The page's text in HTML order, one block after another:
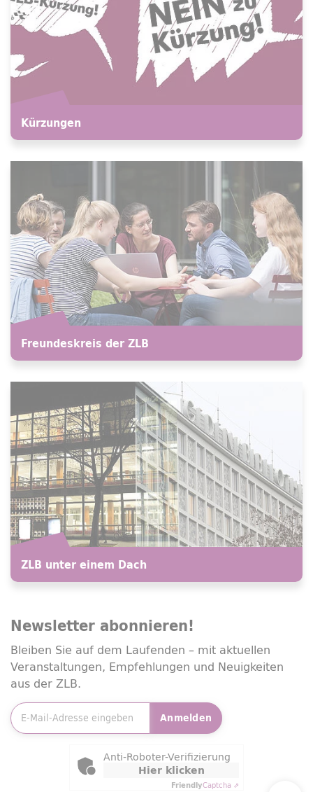
Kürzungen
Freundeskreis der ZLB
ZLB unter einem Dach
Newsletter abonnieren!
Bleiben Sie auf dem Laufenden – mit aktuellen
Veranstaltungen, Empfehlungen und Neuigkeiten
aus der ZLB.
Anmelden
Friendly Captcha
Anti-Roboter-Verifizierung
Hier klicken
FriendlyCaptcha ⇗